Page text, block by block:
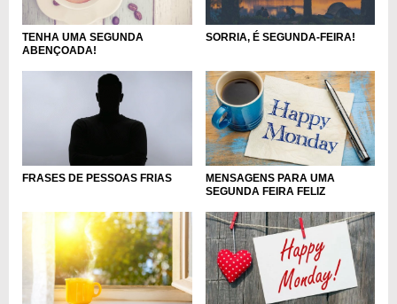
TENHA UMA SEGUNDA
ABENÇOADA!
SORRIA, É SEGUNDA-FEIRA!
FRASES DE PESSOAS FRIAS
MENSAGENS PARA UMA
SEGUNDA FEIRA FELIZ